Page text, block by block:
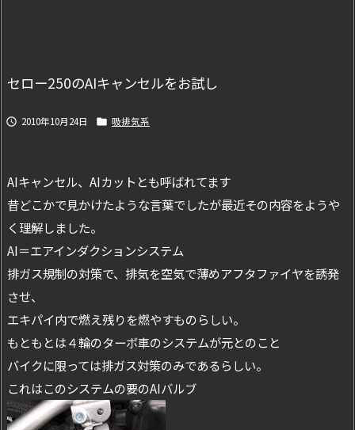
セロー250のAIキャンセルをお試し
 2010年10月24日  吸排気系
AIキャンセル、AIカットとも呼ばれてます
昔どこかで見かけたような言葉でしたが最近その内容をようや
く理解しました。
AI＝エアインダクションシステム
排ガス規制の対策で、排気を空気で薄めアフタファイヤを誘発
させ、
エキパイ内で燃え残りを燃やすものらしい。
もともとは４輪のターボ車のシステムが元とのこと
バイクに限っては排ガス対策のみであるらしい。
これはこのシステムの要のAIバルブ